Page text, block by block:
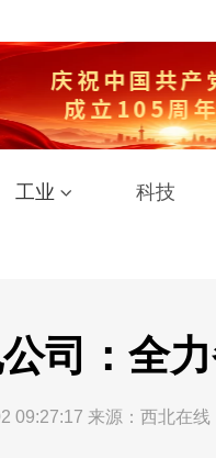
工业 科技
司：全
09:27:17 来源：西北在线